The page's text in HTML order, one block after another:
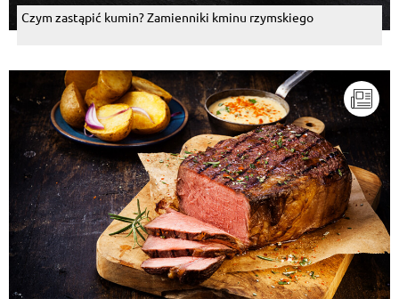
Czym zastąpić kumin? Zamienniki kminu rzymskiego